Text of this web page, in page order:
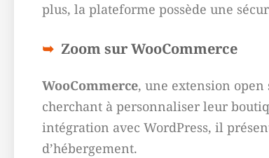
plus, la plateforme possède une
Zoom sur WooCommerce
WooCommerce, une extension
cherchant à personnaliser leur
intégration avec WordPress, il
d’hébergement.